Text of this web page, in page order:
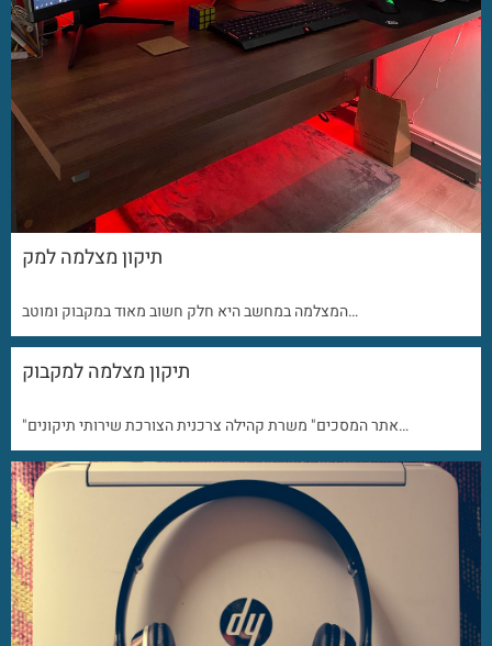
תיקון מצלמה למק
המצלמה במחשב היא חלק חשוב מאוד במקבוק ומוטב…
תיקון מצלמה למקבוק
"אתר המסכים" משרת קהילה צרכנית הצורכת שירותי תיקונים…